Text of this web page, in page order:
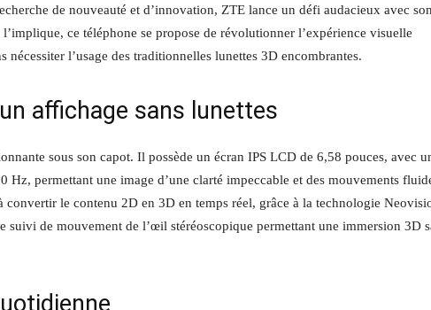
de nouveauté et d’innovation, ZTE lance un défi audacieux avec son
ce téléphone se propose de révolutionner l’expérience visuelle
l’usage des traditionnelles lunettes 3D encombrantes.
affichage sans lunettes
sous son capot. Il possède un écran IPS LCD de 6,58 pouces, avec
permettant une image d’une clarté impeccable et des mouvements
convertir le contenu 2D en 3D en temps réel, grâce à la technologie
de mouvement de l’œil stéréoscopique permettant une immersion 3D